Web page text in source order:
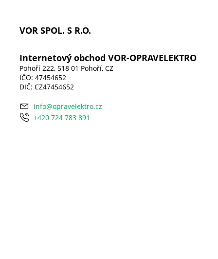
VOR SPOL. S R.O.
Internetový obchod VOR-OPRAVELEKTRO
Pohoří 222, 518 01 Pohoří, CZ
IČO: 47454652
DIČ: CZ47454652
info@opravelektro.cz
+420 724 783 891